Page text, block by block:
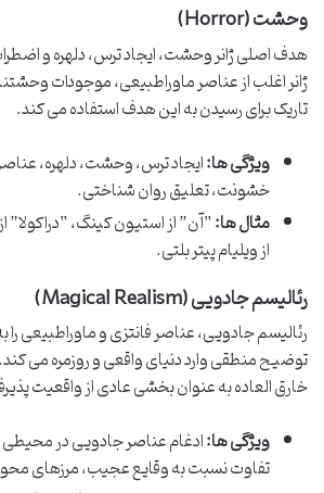
وحشت (Horror)
هدف اصلی ژانر وحشت، ایجاد ترس، دلهره و
ژانر اغلب از عناصر ماوراطبیعی، موجودات
تاریک برای رسیدن به این هدف استفاده می کند.
ویژگی ها:ایجاد ترس، وحشت، دلهره،
خشونت، تعلیق روان شناختی.
مثال ها:“آن” از استیون کینگ، “دراکولا”
از ویلیام پیتر بلتی.
رئالیسم جادویی (Magical Realism)
رئالیسم جادویی، عناصر فانتزی و ماوراطبیعی
توضیح منطقی وارد دنیای واقعی و روزمره می کند.
خارق العاده به عنوان بخشی عادی از واقعیت
ویژگی ها:ادغام عناصر جادویی در محیطی
تفاوت نسبت به وقایع عجیب، مرزهای